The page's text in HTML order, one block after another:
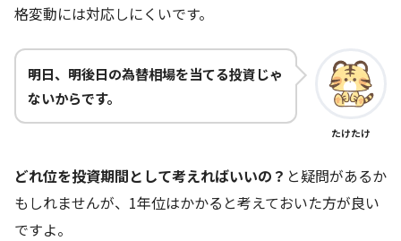
格変動には対応しにくいです。
明日、明後日の為替相場を当てる投資じゃ
ないからです。
たけたけ
どれ位を投資期間として考えればいいの？ と疑問があるか
もしれませんが、1年位はかかると考えておいた方が良い
ですよ。